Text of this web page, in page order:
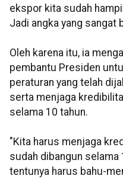
ekspor kita sudah
Jadi angka yang sangat
Oleh karena itu, ia
pembantu Presiden
peraturan yang telah
serta menjaga
selama 10 tahun.
"Kita harus menjaga
sudah dibangun selama
tentunya harus bahu-